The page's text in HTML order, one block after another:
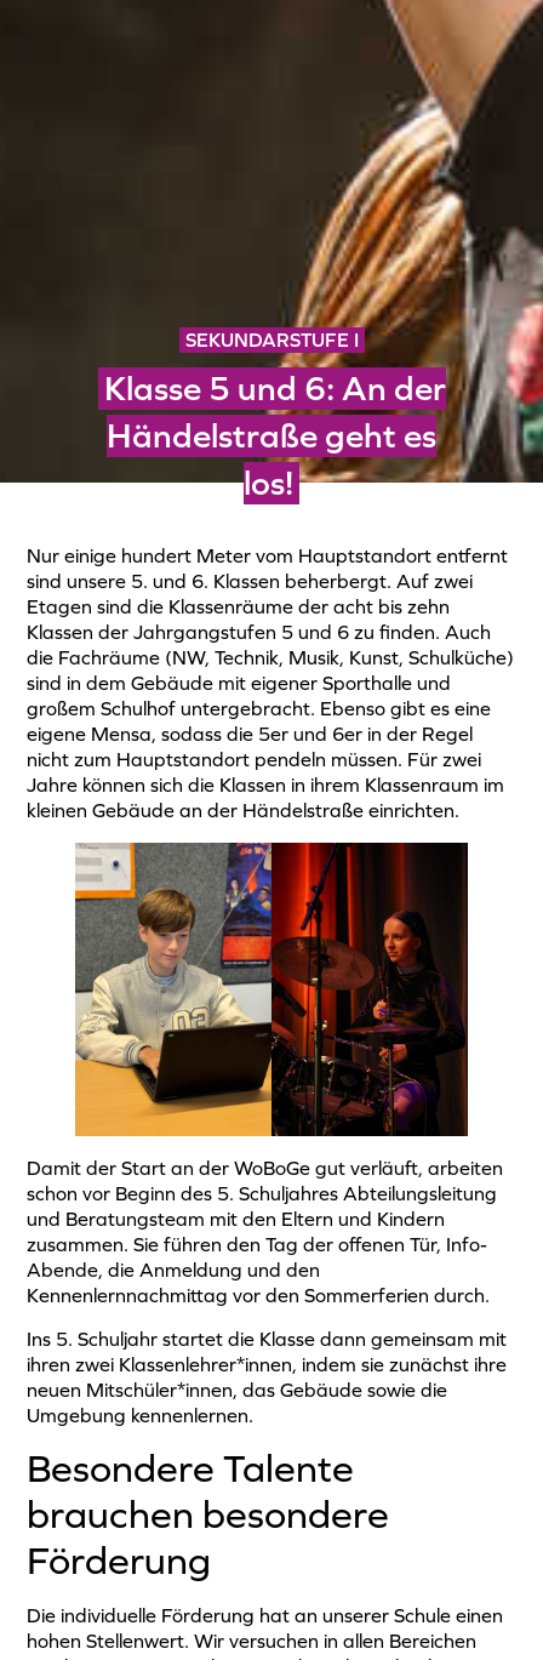
SEKUNDARSTUFE I
Klasse 5 und 6: An der
Händelstraße geht es
los!
Nur einige hundert Meter vom Hauptstandort entfernt
sind unsere 5. und 6. Klassen beherbergt. Auf zwei
Etagen sind die Klassenräume der acht bis zehn
Klassen der Jahrgangstufen 5 und 6 zu finden. Auch
die Fachräume (NW, Technik, Musik, Kunst, Schulküche)
sind in dem Gebäude mit eigener Sporthalle und
großem Schulhof untergebracht. Ebenso gibt es eine
eigene Mensa, sodass die 5er und 6er in der Regel
nicht zum Hauptstandort pendeln müssen. Für zwei
Jahre können sich die Klassen in ihrem Klassenraum im
kleinen Gebäude an der Händelstraße einrichten.
Damit der Start an der WoBoGe gut verläuft, arbeiten
schon vor Beginn des 5. Schuljahres Abteilungsleitung
und Beratungsteam mit den Eltern und Kindern
zusammen. Sie führen den Tag der offenen Tür, Info-
Abende, die Anmeldung und den
Kennenlernnachmittag vor den Sommerferien durch.
Ins 5. Schuljahr startet die Klasse dann gemeinsam mit
ihren zwei Klassenlehrer*innen, indem sie zunächst ihre
neuen Mitschüler*innen, das Gebäude sowie die
Umgebung kennenlernen.
Besondere Talente
brauchen besondere
Förderung
Die individuelle Förderung hat an unserer Schule einen
hohen Stellenwert. Wir versuchen in allen Bereichen